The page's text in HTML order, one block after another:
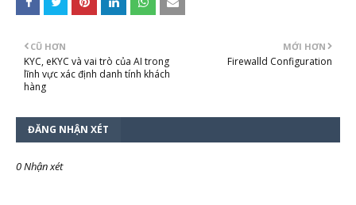
MỚI HƠN
Firewalld Configuration
CŨ HƠN
KYC, eKYC và vai trò của AI trong
lĩnh vực xác định danh tính khách
hàng
ĐĂNG NHẬN XÉT
0 Nhận xét